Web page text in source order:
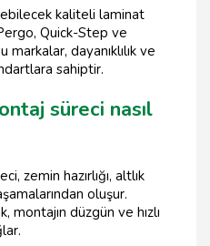
kaliteli laminat
Quick-Step ve
dayanıklılık ve
sahiptir.
süreci nasıl
zemin hazırlığı, altlık
oluşur.
montajın düzgün ve hızlı